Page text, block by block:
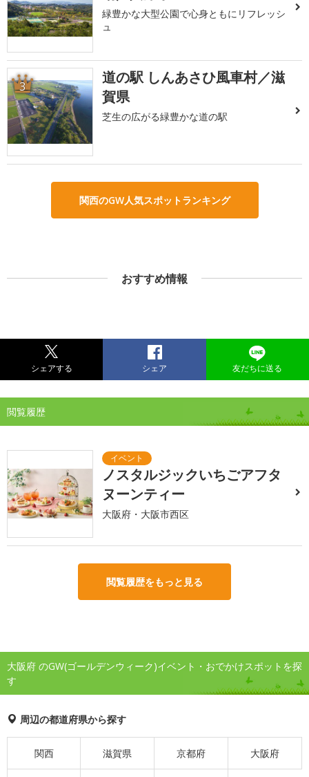
緑豊かな大型公園で心身ともにリフレッシ
ュ
3
道の駅 しんあさひ風車村／滋
賀県
芝生の広がる緑豊かな道の駅
関西のGW人気スポットランキング
おすすめ情報
シェアする シェア 友だちに送る
閲覧履歴
ノスタルジックいちごアフタ
ヌーンティー
大阪府・大阪市西区
閲覧履歴をもっと見る
大阪府 のGW(ゴールデンウィーク)イベント・おでかけスポットを探
す
周辺の都道府県から探す
関西 滋賀県 京都府 大阪府